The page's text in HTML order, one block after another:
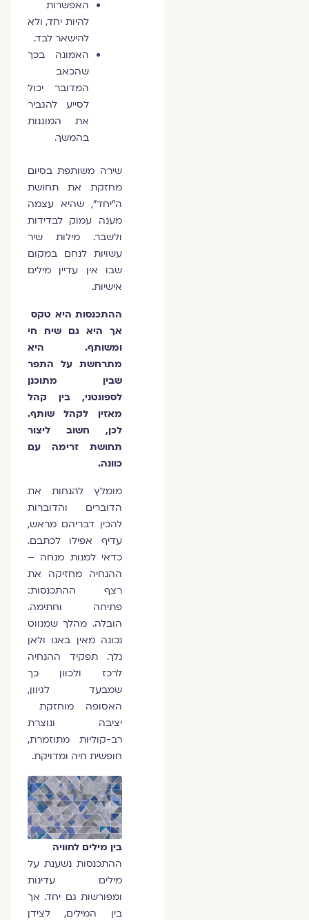
האפשרות
להיות יחד, ולא
להישאר לבד.
האמונה בכך
שהכאב
המדובר יכול
לסייע להגביר
את המוגנות
בהמשך.
שירה משותפת בסיום
מחזקת את תחושת
ה״יחד״, שהיא עצמה
מענה עמוק לבדידות
ולשבר. מילות שיר
עשויות לנחם במקום
שבו אין עדיין מילים
אישיות.
ההתכנסות היא טקס
אך היא גם שיח חי
ומשותף. היא
מתרחשת על התפר
שבין מתוכנן
לספונטני, בין קהל
מאזין לקהל שותף.
לכן, חשוב ליצור
תחושת זרימה עם
כוונה.
מומלץ להנחות את
הדוברים והדוברות
להכין דבריהם מראש,
עדיף אפילו לכתבם.
כדאי למנות מנחה –
ההנחיה מחזיקה את
רצף ההתכנסות:
פתיחה וחתימה.
הובלה. מהלך שמנווט
נכונה מאין באנו ולאן
נלך. תפקיד ההנחיה
לרכז ולכוון כך
שמבעד לגיוון,
האסופה מוחזקת
יציבה ונוצרת
רב-קוליות מתוזמרת,
חופשית חיה ומדויקת.
בין מילים לחוויה
ההתכנסות נשענת על
מילים עדינות
ומפורשות גם יחד. אך
בין המילים, לצידן